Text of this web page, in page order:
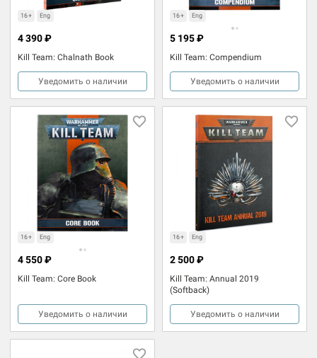
16+ Eng
Kill Team: Chalnath Book
4 390 ₽
Уведомить о наличии
16+ Eng
Kill Team: Compendium
5 195 ₽
Уведомить о наличии
16+ Eng
Kill Team: Core Book
4 550 ₽
Уведомить о наличии
16+ Eng
Kill Team: Annual 2019
(Softback)
2 500 ₽
Уведомить о наличии